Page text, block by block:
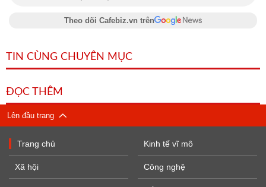
Theo dõi Cafebiz.vn trên
TIN CÙNG CHUYÊN MỤC
ĐỌC THÊM
Lên đầu trang
Trang chủ
Xã hội
Kinh tế vĩ mô
Công nghệ